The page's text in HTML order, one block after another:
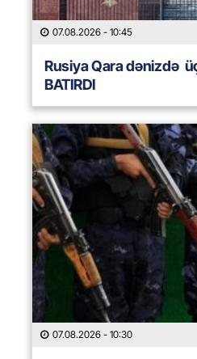
07.08.2026 - 10:45
Rusiya Qara dənizdə
BATIRDI
07.08.2026 - 10:30